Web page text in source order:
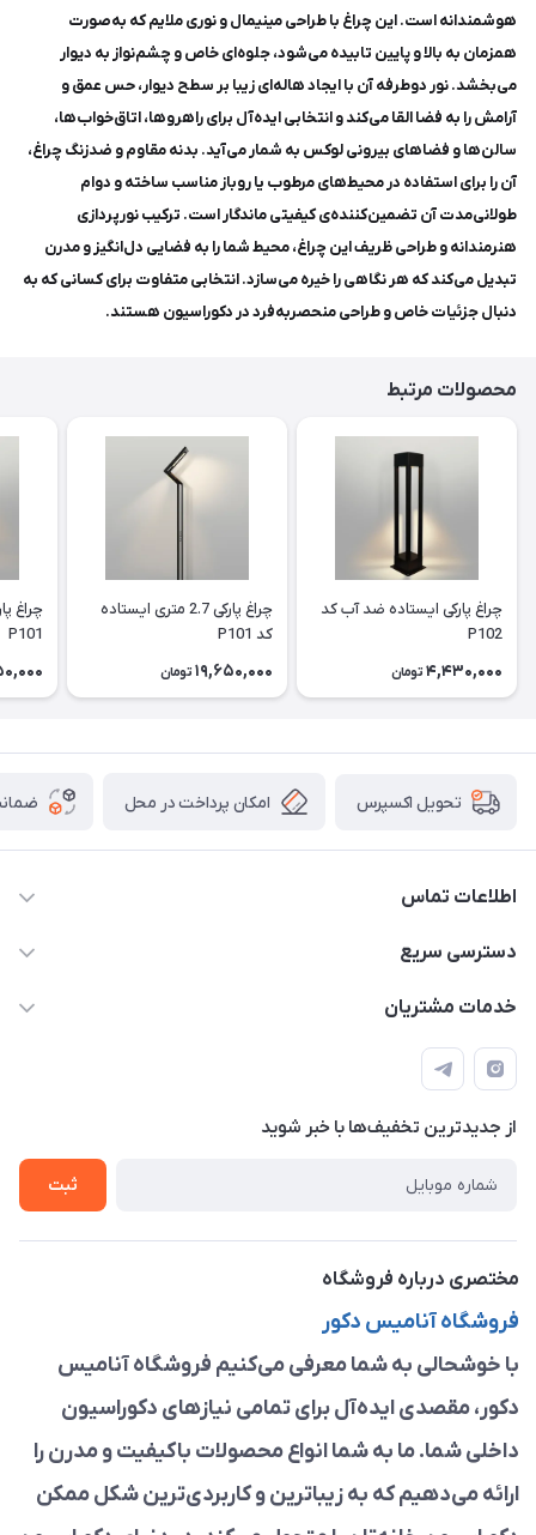
هوشمندانه است. این چراغ با طراحی مینیمال و نوری ملایم که به‌صورت
همزمان به بالا و پایین تابیده می‌شود، جلوه‌ای خاص و چشم‌نواز به دیوار
می‌بخشد. نور دوطرفه آن با ایجاد هاله‌ای زیبا بر سطح دیوار، حس عمق و
آرامش را به فضا القا می‌کند و انتخابی ایده‌آل برای راهروها، اتاق‌خواب‌ها،
سالن‌ها و فضاهای بیرونی لوکس به شمار می‌آید. بدنه مقاوم و ضدزنگ چراغ،
آن را برای استفاده در محیط‌های مرطوب یا روباز مناسب ساخته و دوام
طولانی‌مدت آن تضمین‌کننده‌ی کیفیتی ماندگار است. ترکیب نورپردازی
هنرمندانه و طراحی ظریف این چراغ، محیط شما را به فضایی دل‌انگیز و مدرن
تبدیل می‌کند که هر نگاهی را خیره می‌سازد. انتخابی متفاوت برای کسانی که به
دنبال جزئیات خاص و طراحی منحصربه‌فرد در دکوراسیون هستند.
محصولات مرتبط
چراغ پارکی ایستاده ضد آب کد
P102
4,430,000 تومان
چراغ پارکی 2.7 متری ایستاده
کد P101
19,650,000 تومان
P101
تحویل اکسپرس امکان پرداخت در محل
اطلاعات تماس
09913878908 _ 09201096459 _ 021.28424157
دسترسی سریع
حساب کاربری
لیست محصولات
درباره ما
خدمات مشتریان
قوانین و مقررات
حریم خصوصی
راهنما
از جدید‌ترین تخفیف‌ها با‌ خبر شوید
ثبت
مختصری درباره فروشگاه
فروشگاه آنامیس دکور
با خوشحالی به شما معرفی می‌کنیم فروشگاه آنامیس
دکور، مقصدی ایده‌آل برای تمامی نیازهای دکوراسیون
داخلی شما. ما به شما انواع محصولات باکیفیت و مدرن را
ارائه می‌دهیم که به زیباترین و کاربردی‌ترین شکل ممکن